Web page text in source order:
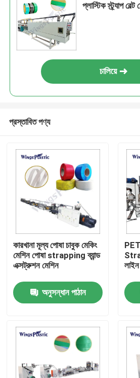
আমাদের সম্পর্কে
প্লাস্টিক স্ট্র্যাপ
চালিয়ে
প্রস্তাবিত পণ্য
কারখানা মূল্য পোষা চাবুক মেকিং
মেশিন পোষা strapping ব্যান্ড
এক্সট্রুশন মেশিন
অনুসন্ধান পাঠান
PET
লাইন